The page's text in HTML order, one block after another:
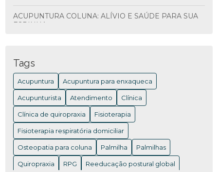
ACUPUNTURA COLUNA: ALÍVIO E SAÚDE PARA SUA
ESPINHA
ACUPUNTURA COLUNA: BENEFÍCIOS E COMO
FUNCIONA PARA ALIVIAR DORES
ACUPUNTURA EM NITERÓI: BENEFÍCIOS E ONDE
ENCONTRAR OS MELHORES PROFISSIONAIS
ACUPUNTURA EM NITERÓI: BENEFÍCIOS QUE VOCÊ
PRECISA CONHECER
ACUPUNTURA EM NITERÓI: DESCUBRA OS
Tags
Acupuntura Acupuntura para enxaqueca
Acupunturista Atendimento Clínica
Clínica de quiropraxia Fisioterapia
Fisioterapia respiratória domiciliar
Osteopatia para coluna Palmilha Palmilhas
Quiropraxia RPG Reeducação postural global